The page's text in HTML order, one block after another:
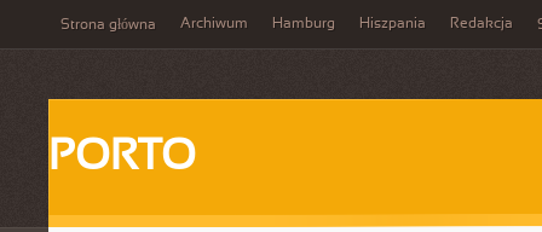
Strona główna Archiwum Hamburg Hiszpania Redakcja
PORTO